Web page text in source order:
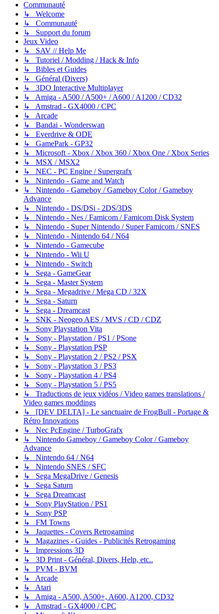
Communauté
↳ Welcome
↳ Communauté
↳ Support du forum
Jeux Video
↳ SAV // Help Me
↳ Tutoriel / Modding / Hack & Info
↳ Bibles et Guides
↳ Général (Divers)
↳ 3DO Interactive Multiplayer
↳ Amiga - A500 / A500+ / A600 / A1200 / CD32
↳ Amstrad - GX4000 / CPC
↳ Arcade
↳ Bandai - Wonderswan
↳ Everdrive & ODE
↳ GamePark - GP32
↳ Microsoft - Xbox / Xbox 360 / Xbox One / Xbox Series
↳ MSX / MSX2
↳ NEC - PC Engine / Supergrafx
↳ Nintendo - Game and Watch
↳ Nintendo - Gameboy / Gameboy Color / Gameboy
Advance
↳ Nintendo - DS/DSi - 2DS/3DS
↳ Nintendo - Nes / Famicom / Famicom Disk System
↳ Nintendo - Super Nintendo / Super Famicom / SNES
↳ Nintendo - Nintendo 64 / N64
↳ Nintendo - Gamecube
↳ Nintendo - Wii U
↳ Nintendo - Switch
↳ Sega - GameGear
↳ Sega - Master System
↳ Sega - Megadrive / Mega CD / 32X
↳ Sega - Saturn
↳ Sega - Dreamcast
↳ SNK - Neogeo AES / MVS / CD / CDZ
↳ Sony Playstation Vita
↳ Sony - Playstation / PS1 / PSone
↳ Sony - Playstation PSP
↳ Sony - Playstation 2 / PS2 / PSX
↳ Sony - Playstation 3 / PS3
↳ Sony - Playstation 4 / PS4
↳ Sony - Playstation 5 / PS5
↳ Traductions de jeux vidéos / Video games translations /
Video games moddings
↳ [DEV DELTA] - Le sanctuaire de FrogBull - Portage &
Rétro Innovations
↳ Nec PcEngine / TurboGrafx
↳ Nintendo Gameboy / Gameboy Color / Gameboy
Advance
↳ Nintendo 64 / N64
↳ Nintendo SNES / SFC
↳ Sega MegaDrive / Genesis
↳ Sega Saturn
↳ Sega Dreamcast
↳ Sony PlayStation / PS1
↳ Sony PSP
↳ FM Towns
↳ Jaquettes - Covers Retrogaming
↳ Magazines - Guides - Publicités Retrogaming
↳ Impressions 3D
↳ 3D Print - Général, Divers, Help, etc..
↳ PVM - BVM
↳ Arcade
↳ Atari
↳ Amiga - A500, A500+, A600, A1200, CD32
↳ Amstrad - GX4000 / CPC